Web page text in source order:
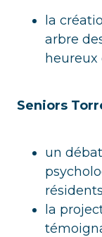
la
arbre
heureux
Seniors
un
la